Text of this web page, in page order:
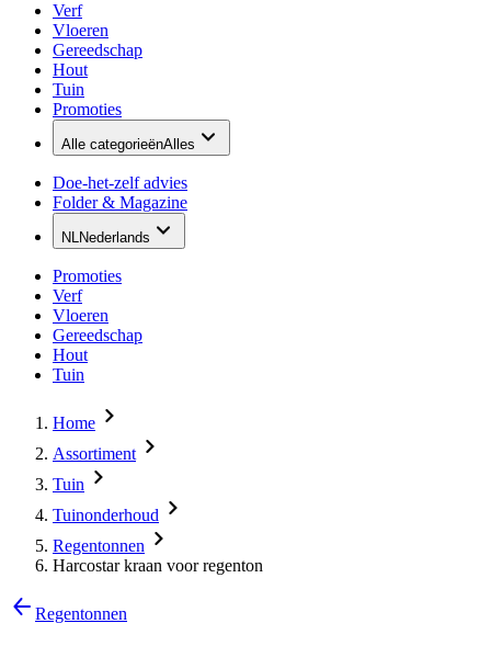
Verf
Vloeren
Gereedschap
Hout
Tuin
Promoties
Alle categorieënAlles
Doe-het-zelf advies
Folder & Magazine
NLNederlands
Promoties
Verf
Vloeren
Gereedschap
Hout
Tuin
Home
Assortiment
Tuin
Tuinonderhoud
Regentonnen
Harcostar kraan voor regenton
Regentonnen